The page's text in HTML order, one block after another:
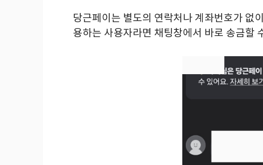
당근페이는 별도의 연락처나 계좌번호가 없
용하는 사용자라면 채팅창에서 바로 송금할